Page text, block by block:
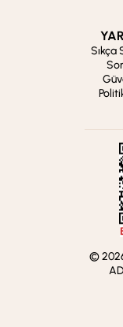
Sıkça
© 2026